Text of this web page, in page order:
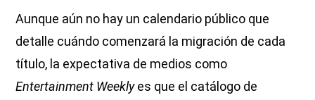
Aunque aún no hay un calendario público que
detalle cuándo comenzará la migración de cada
título, la expectativa de medios como
Entertainment Weeklyes que el catálogo de